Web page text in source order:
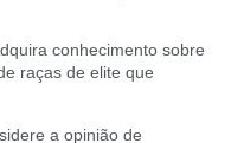
conhecimento sobre
raças de elite que
a opinião de